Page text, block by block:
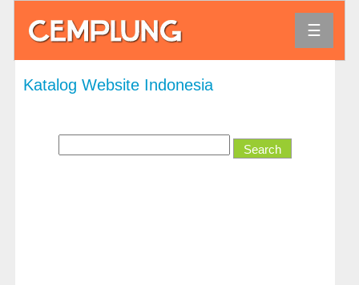
Agama
Keuangan
☰
Katalog Website Indonesia